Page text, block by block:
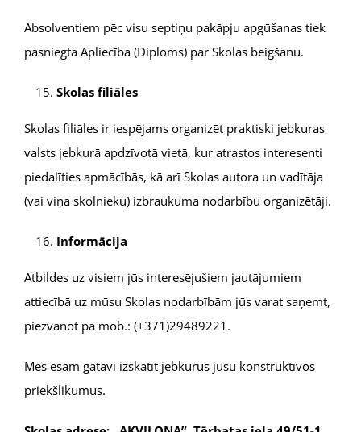
Absolventiem pēc visu septiņu pakāpju apgūšanas tiek
pasniegta Apliecība (Diploms) par Skolas beigšanu.
Skolas filiāles
Skolas filiāles ir iespējams organizēt praktiski jebkuras
valsts jebkurā apdzīvotā vietā, kur atrastos interesenti
piedalīties apmācībās, kā arī Skolas autora un vadītāja
(vai viņa skolnieku) izbraukuma nodarbību organizētāji.
Informācija
Atbildes uz visiem jūs interesējušiem jautājumiem
attiecībā uz mūsu Skolas nodarbībām jūs varat saņemt,
piezvanot pa mob.: (+371)29489221.
Mēs esam gatavi izskatīt jebkurus jūsu konstruktīvos
priekšlikumus.